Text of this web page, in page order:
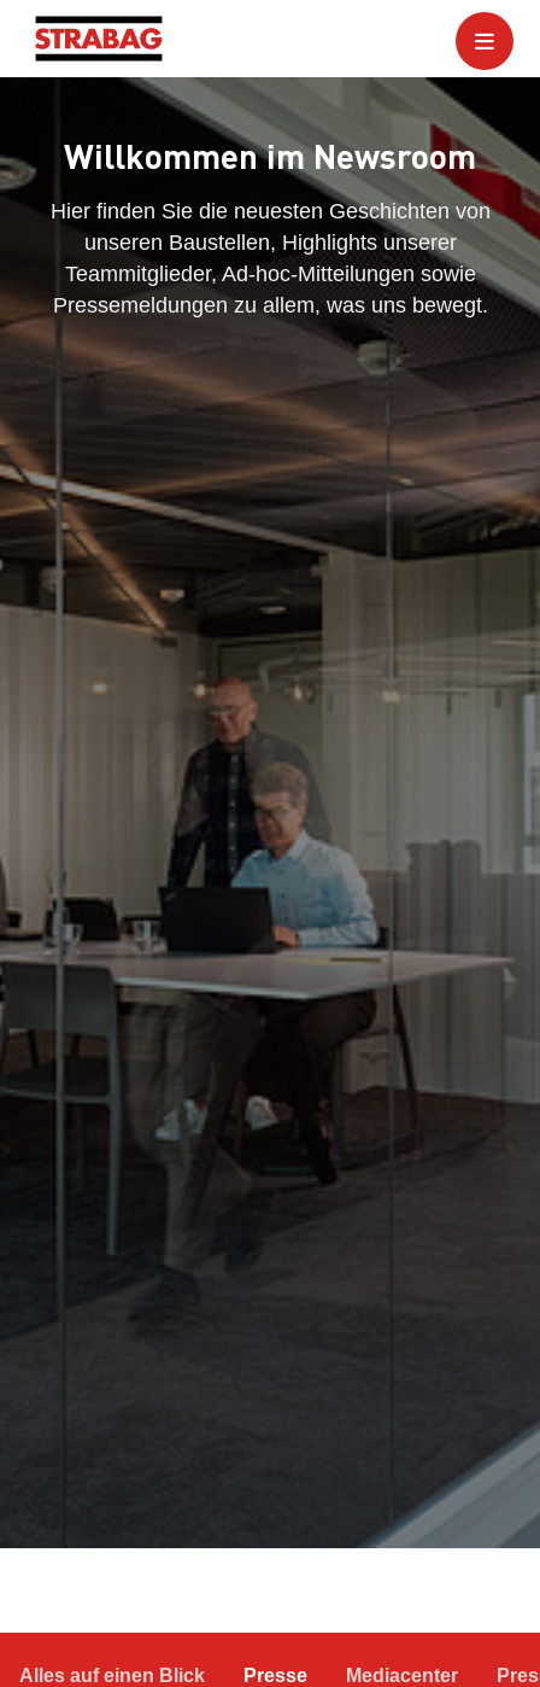
Willkommen im Newsroom
Hier finden Sie die neuesten Geschichten von
unseren Baustellen, Highlights unserer
Teammitglieder, Ad-hoc-Mitteilungen sowie
Pressemeldungen zu allem, was uns bewegt.
Alles auf einen Blick Presse Mediacenter